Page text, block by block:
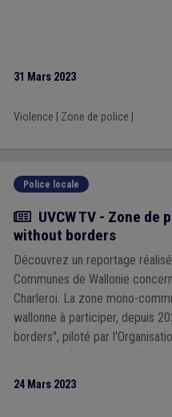
31 Mars 2023
Violence Zone de police
Police locale
Actualité
UVCW TV - Zone de
without borders
Découvrez un reportage
Communes de Wallonie
Charleroi. La zone mono-
wallonne à participer, depuis
borders", piloté par
24 Mars 2023